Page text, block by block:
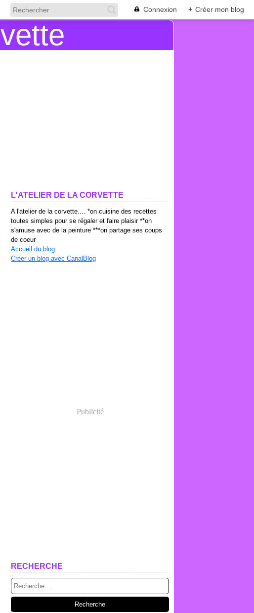
Connexion + Créer mon blog
L'ATELIER DE LA CORVETTE
A l'atelier de la corvette.... *on cuisine des recettes
toutes simples pour se régaler et faire plaisir **on
s'amuse avec de la peinture ***on partage ses coups
de coeur
Accueil du blog
Créer un blog avec CanalBlog
Publicité
RECHERCHE